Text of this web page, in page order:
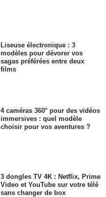
Liseuse électronique : 3
modèles pour dévorer vos
sagas préférées entre deux
films
4 caméras 360° pour des vidéos
immersives : quel modèle
choisir pour vos aventures ?
3 dongles TV 4K : Netflix, Prime
Video et YouTube sur votre télé
sans changer de box